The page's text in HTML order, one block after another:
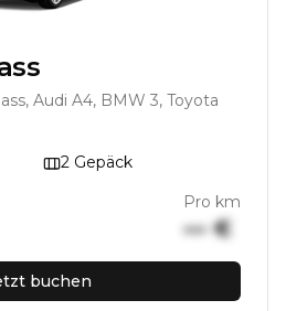
Audi A4, BMW 3, Toyota
2 Gepäck
Pro km
••• €
buchen